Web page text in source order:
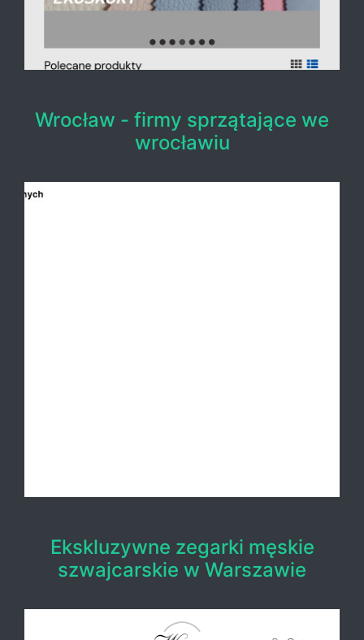
Wrocław - firmy sprzątające we
wrocławiu
Ekskluzywne zegarki męskie
szwajcarskie w Warszawie